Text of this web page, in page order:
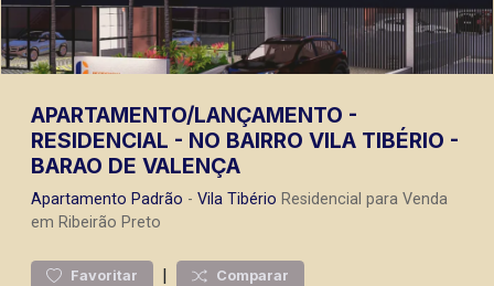
APARTAMENTO/LANÇAMENTO -
RESIDENCIAL - NO BAIRRO VILA TIBÉRIO -
BARAO DE VALENÇA
Apartamento Padrão - Vila Tibério Residencial para Venda
em Ribeirão Preto
Favoritar | Comparar